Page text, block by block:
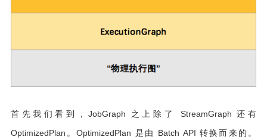
首先我们看到，JobGraph 之上除了 StreamGraph 还有
OptimizedPlan。OptimizedPlan 是由 Batch API 转换而来的。